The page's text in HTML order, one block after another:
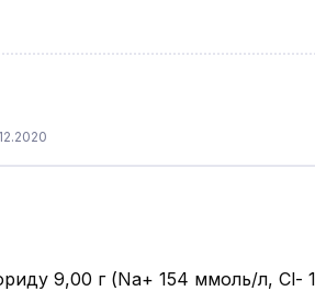
9,00 г (Na+ 154 ммоль/л, Cl-